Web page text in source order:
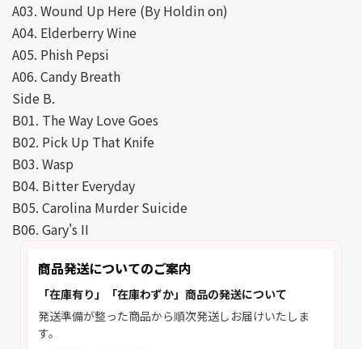
A03. Wound Up Here (By Holdin on)
A04. Elderberry Wine
A05. Phish Pepsi
A06. Candy Breath
Side B.
B01. The Way Love Goes
B02. Pick Up That Knife
B03. Wasp
B04. Bitter Everyday
B05. Carolina Murder Suicide
B06. Gary's II
商品発送についてのご案内
「在庫有り」「在庫わずか」商品の発送について
発送準備が整った商品から順次発送しお届けいたしま
す。